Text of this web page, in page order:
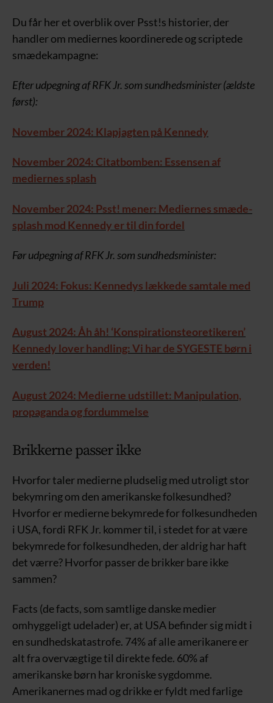
Du får her et overblik over Psst!s historier, der
handler om mediernes koordinerede og scriptede
smædekampagne:
Efter udpegning af RFK Jr. som sundhedsminister (ældste
først):
November 2024: Klapjagten på Kennedy
November 2024: Citatbomben: Essensen af
mediernes splash
November 2024: Psst! mener: Mediernes smæde-
splash mod Kennedy er til din fordel
Før udpegning af RFK Jr. som sundhedsminister:
Juli 2024: Fokus: Kennedys lækkede samtale med
Trump
August 2024: Åh åh! ‘Konspirationsteoretikeren’
Kennedy lover handling: Vi har de SYGESTE børn i
verden!
August 2024: Medierne udstillet: Manipulation,
propaganda og fordummelse
Brikkerne passer ikke
Hvorfor taler medierne pludselig med utroligt stor
bekymring om den amerikanske folkesundhed?
Hvorfor er medierne bekymrede for folkesundheden
i USA, fordi RFK Jr. kommer til, i stedet for at være
bekymrede for folkesundheden, der aldrig har haft
det værre? Hvorfor passer de brikker bare ikke
sammen?
Facts (de facts, som samtlige danske medier
omhyggeligt udelader) er, at USA befinder sig midt i
en sundhedskatastrofe. 74% af alle amerikanere er
alt fra overvægtige til direkte fede. 60% af
amerikanske børn har kroniske sygdomme.
Amerikanernes mad og drikke er fyldt med farlige